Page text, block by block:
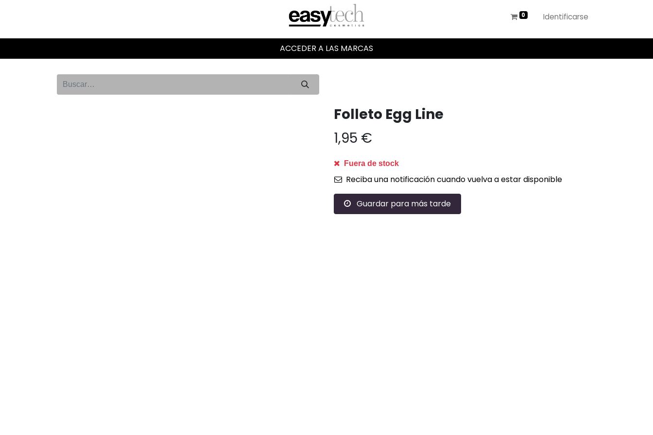
Identificarse
ACCEDER A LAS MARCAS
Folleto Egg Line
1,95 €
Fuera de stock
Reciba una notificación cuando vuelva a estar disponible
Guardar para más tarde